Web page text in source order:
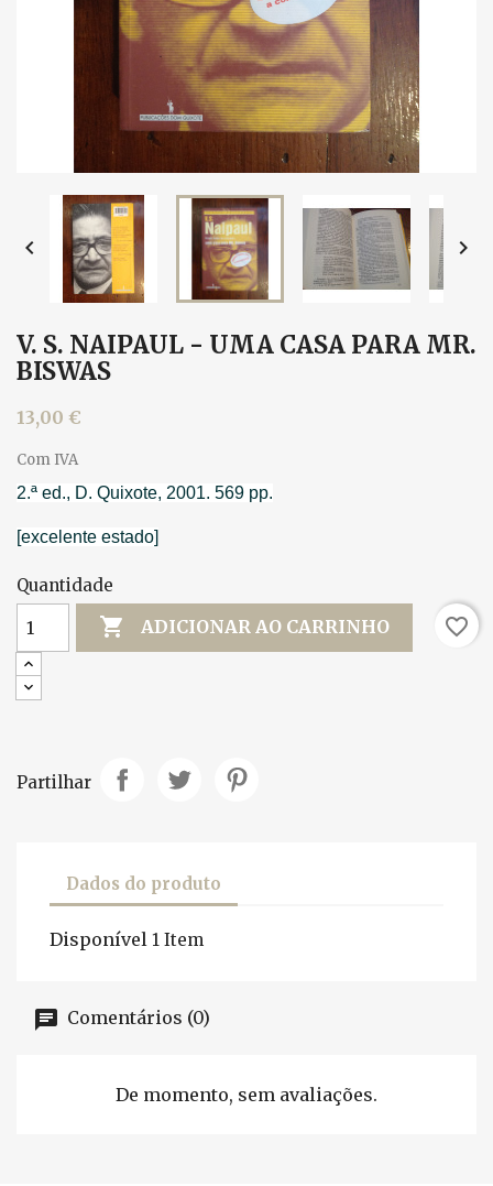
 
V. S. NAIPAUL - UMA CASA PARA MR.
BISWAS
13,00 €
Com IVA
2.ª ed., D. Quixote, 2001. 569 pp.
[excelente estado]
Quantidade
 ADICIONAR AO CARRINHO favorite_border
Partilhar
Dados do produto
Disponível 1 Item
Comentários (0)
De momento, sem avaliações.